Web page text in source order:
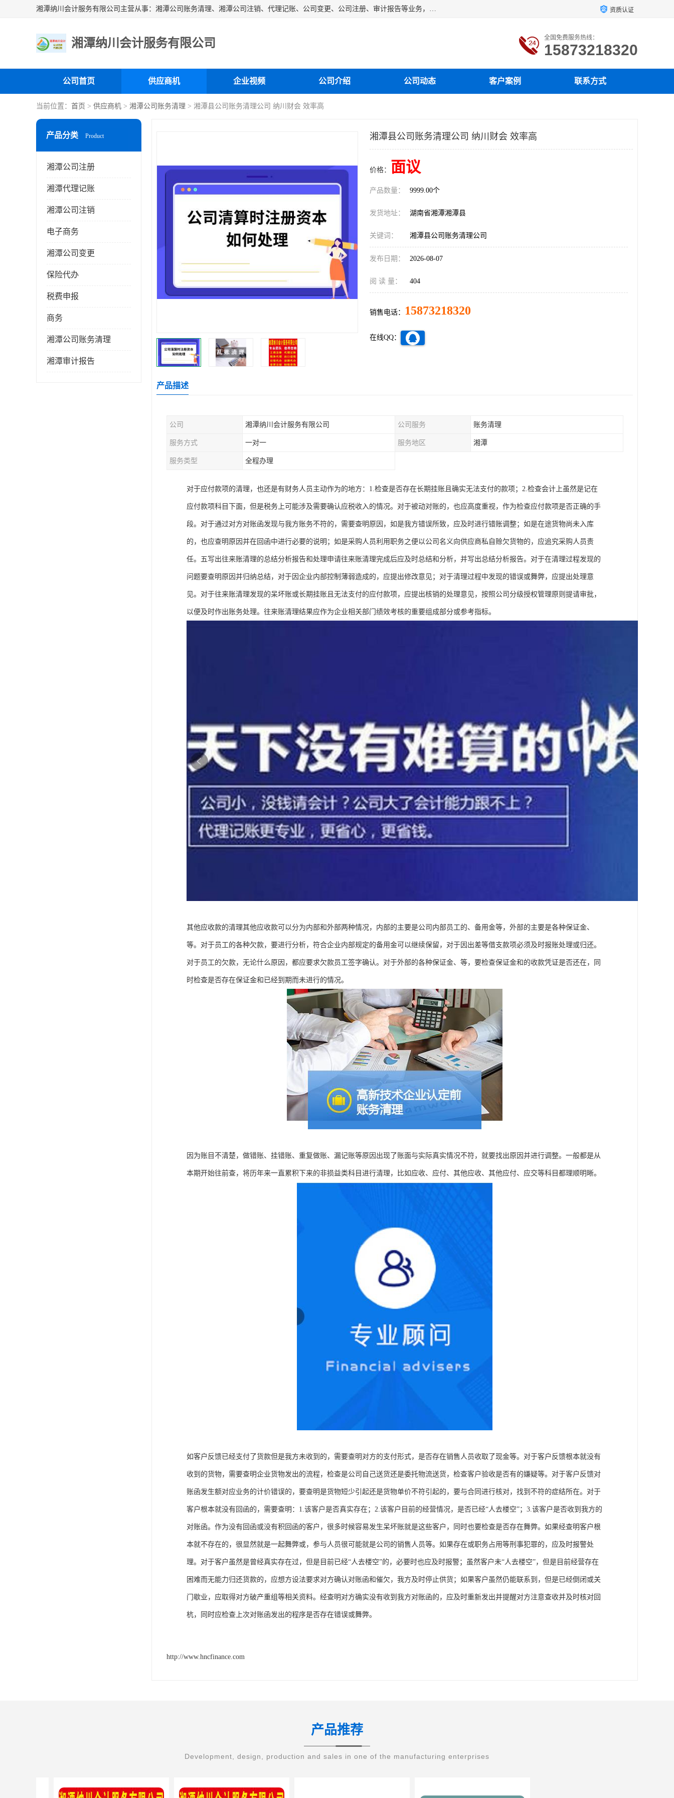
湘潭纳川会计服务有限公司主营从事：湘潭公司账务清理、湘潭公司注销、代理记账、公司变更、公司注册、审计报告等业务，公司设立有专门的代理注册部门，现有工商代办专员，部门经理从事工商代办多年，对各地区公司注册、公司变更、进出口业务等流程以及各行业公司注册、变更所需注意的细节都非常熟悉。 资质认证
湘潭纳川会计服务有限公司 全国免费服务热线：
15873218320
公司首页 供应商机 企业视频 公司介绍 公司动态 客户案例 联系方式
当前位置： 首页 > 供应商机 > 湘潭公司账务清理 > 湘潭县公司账务清理公司 纳川财会 效率高
产品分类 Product
湘潭公司注册
湘潭代理记账
湘潭公司注销
电子商务
湘潭公司变更
保险代办
税费申报
商务
湘潭公司账务清理
湘潭审计报告
湘潭县公司账务清理公司 纳川财会 效率高
价格： 面议
产品数量： 9999.00个
发货地址： 湖南省湘潭湘潭县
关键词： 湘潭县公司账务清理公司
发布日期： 2026-08-07
阅 读 量： 404
销售电话： 15873218320
在线QQ：
产品描述
公司 湘潭纳川会计服务有限公司 公司服务 账务清理
服务方式 一对一 服务地区 湘潭
服务类型 全程办理
对于应付款项的清理，也还是有财务人员主动作为的地方：1.检查是否存在长期挂账且确实无法支付的款项；2.检查会计上虽然是记在
应付款项科目下面，但是税务上可能涉及需要确认应税收入的情况。对于被动对账的，也应高度重视，作为检查应付款项是否正确的手
段。对于通过对方对账函发现与我方账务不符的，需要查明原因，如是我方错误所致，应及时进行错账调整；如是在途货物尚未入库
的，也应查明原因并在回函中进行必要的说明；如是采购人员利用职务之便以公司名义向供应商私自赊欠货物的，应追究采购人员责
任。五写出往来账清理的总结分析报告和处理申请往来账清理完成后应及时总结和分析，并写出总结分析报告。对于在清理过程发现的
问题要查明原因并归纳总结，对于因企业内部控制薄弱造成的，应提出修改意见；对于清理过程中发现的错误或舞弊，应提出处理意
见。对于往来账清理发现的呆坏账或长期挂账且无法支付的应付款项，应提出核销的处理意见，按照公司分级授权管理原则提请审批，
以便及时作出账务处理。往来账清理结果应作为企业相关部门绩效考核的重要组成部分或参考指标。
其他应收款的清理其他应收款可以分为内部和外部两种情况，内部的主要是公司内部员工的、备用金等，外部的主要是各种保证金、
等。对于员工的各种欠款，要进行分析，符合企业内部规定的备用金可以继续保留，对于因出差等借支款项必须及时报账处理或归还。
对于员工的欠款，无论什么原因，都应要求欠款员工签字确认。对于外部的各种保证金、等，要检查保证金和的收款凭证是否还在，同
时检查是否存在保证金和已经到期而未进行的情况。
因为账目不清楚，做错账、挂错账、重复做账、漏记账等原因出现了账面与实际真实情况不符，就要找出原因并进行调整。一般都是从
本期开始往前查，将历年来一直累积下来的非损益类科目进行清理，比如应收、应付、其他应收、其他应付、应交等科目都理顺明晰。
如客户反馈已经支付了货款但是我方未收到的，需要查明对方的支付形式，是否存在销售人员收取了现金等。对于客户反馈根本就没有
收到的货物，需要查明企业货物发出的流程，检查是公司自己送货还是委托物流送货，检查客户验收是否有的嫌疑等。对于客户反馈对
账函发生额对应业务的计价错误的，要查明是货物短少引起还是货物单价不符引起的，要与合同进行核对，找到不符的症结所在。对于
客户根本就没有回函的，需要查明：1.该客户是否真实存在；2.该客户目前的经营情况，是否已经“人去楼空”；3.该客户是否收到我方的
对账函。作为没有回函或没有积回函的客户，很多时候容易发生呆坏账就是这些客户，同时也要检查是否存在舞弊。如果经查明客户根
本就不存在的，很显然就是一起舞弊或，参与人员很可能就是公司的销售人员等。如果存在或职务占用等刑事犯罪的，应及时报警处
理。对于客户虽然是曾经真实存在过，但是目前已经“人去楼空”的，必要时也应及时报警；虽然客户未“人去楼空”，但是目前经营存在
困难而无能力归还货款的，应想方设法要求对方确认对账函和催欠，我方及时停止供货；如果客户虽然仍能联系到，但是已经倒闭或关
门歇业，应取得对方破产重组等相关资料。经查明对方确实没有收到我方对账函的，应及时重新发出并提醒对方注意查收并及时核对回
杭，同时应检查上次对账函发出的程序是否存在错误或舞弊。
http://www.hncfinance.com
产品推荐
Development, design, production and sales in one of the manufacturing enterprises